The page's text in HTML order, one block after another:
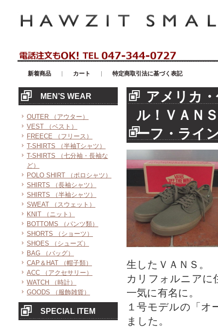
新着商品 カート 特定商取引法に基づく表記
MEN’S WEAR
OUTER （アウター）
VEST （ベスト）
FREECE （フリース）
T-SHIRTS （半袖Tシャツ）
T-SHIRTS （七分袖・長袖な
ど）
POLO SHIRT （ポロシャツ）
SHIRTS （長袖シャツ）
SHIRTS （半袖シャツ）
SWEAT （スウェット）
KNIT （ニット）
BOTTOMS （パンツ類）
SHORTS （ショーツ）
SHOES （シューズ）
BAG （バッグ）
CAP＆HAT （帽子類）
ACC （アクセサリー）
WATCH （時計）
GOODS （服飾雑貨）
SPECIAL ITEM
アメリカ
ル！ＶＡＮ
ーフ・ライ
生したＶＡＮＳ。
カリフォルニアに
一気に有名に。
１号モデルの「オ
ました。